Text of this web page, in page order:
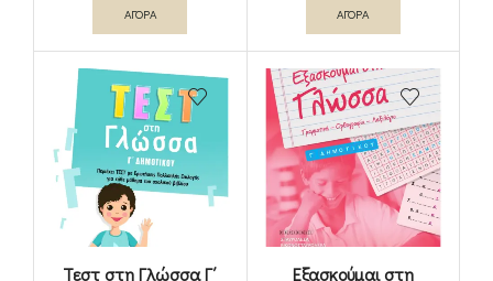
ΑΓΟΡΑ ΑΓΟΡΑ
Τεστ στη Γλώσσα Γ΄ Εξασκούμαι στη